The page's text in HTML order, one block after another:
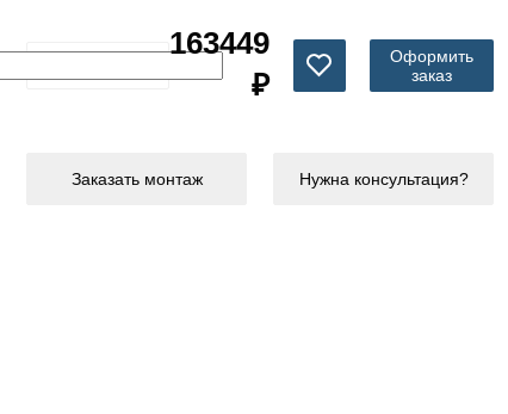
163449
₽
Оформить
заказ
Заказать монтаж Нужна консультация?